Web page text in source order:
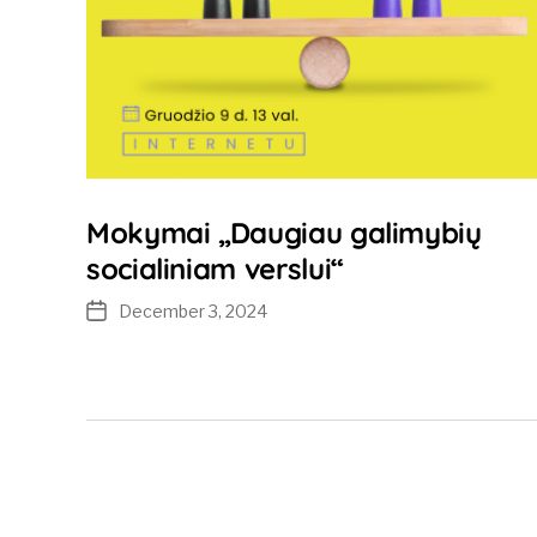
Mokymai „Daugiau galimybių
socialiniam verslui“
PostDecember 3, 2024